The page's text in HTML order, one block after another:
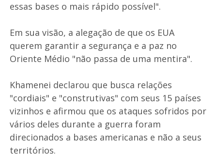
essas bases o mais rápido possível".
Em sua visão, a alegação de que os EUA
querem garantir a segurança e a paz no
Oriente Médio "não passa de uma mentira".
Khamenei declarou que busca relações
"cordiais" e "construtivas" com seus 15 países
vizinhos e afirmou que os ataques sofridos por
vários deles durante a guerra foram
direcionados a bases americanas e não a seus
territórios.